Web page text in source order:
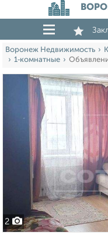
Воронеж Недвижимость
1‑комнатные
2